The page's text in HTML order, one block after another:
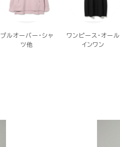
プルオーバー・シャ
ツ他
ワンピース・オール
インワン